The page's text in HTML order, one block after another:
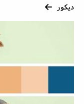
ديكور